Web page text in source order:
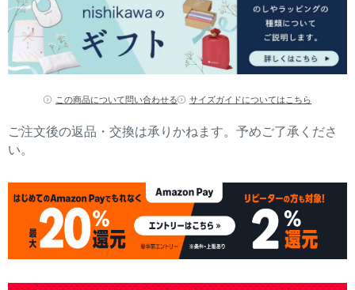
この商品について問い合わせる サイズガイドについてはこちら
ご注文後の返品・交換は承りかねます。予めご了承くださ
い。